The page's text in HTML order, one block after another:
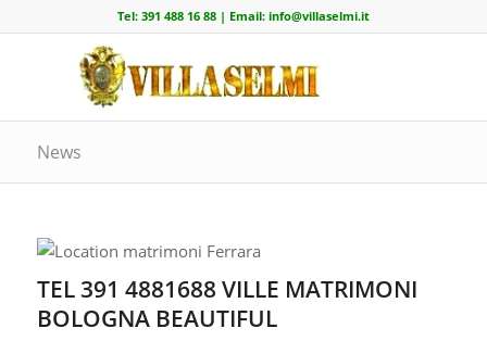
Tel: 391 488 16 88| Email: info@villaselmi.it
News
TEL 391 4881688 VILLE MATRIMONI
BOLOGNA BEAUTIFUL